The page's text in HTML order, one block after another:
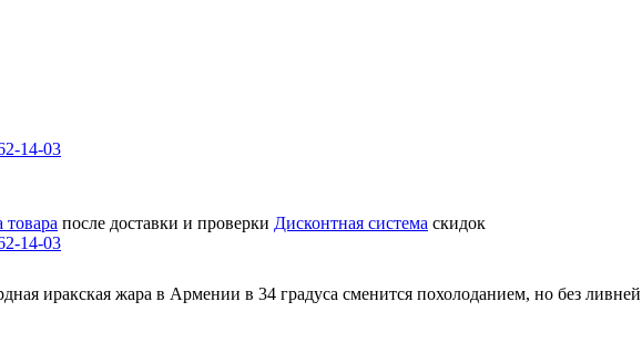
14-03
товара после доставки и проверки Дисконтная система скидок
14-03
иракская жара в Армении в 34 градуса сменится похолоданием, но без